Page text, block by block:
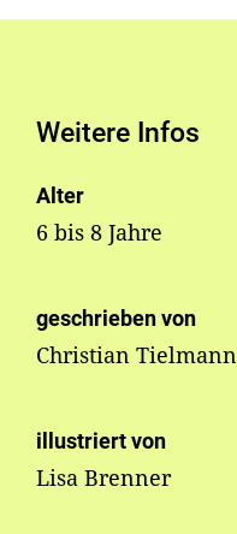
Weitere Infos
Alter
6 bis 8 Jahre
geschrieben von
Christian Tielmann
illustriert von
Lisa Brenner